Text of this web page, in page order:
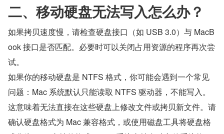
二、移动硬盘无法写入怎么办？
如果拷贝速度慢‌，请检查硬盘接口（如 USB 3.0）与 MacB
ook 接口是否匹配。必要时可以关闭占用资源的程序再次尝
试。
如果你的移动硬盘是 NTFS 格式，你可能会遇到一个常见
问题：Mac 系统默认只能读取 NTFS 驱动器，不能写入。
这意味着无法直接在这些硬盘上修改文件或拷贝新文件。请
确认硬盘格式为 ‌Mac 兼容格式‌，或使用磁盘工具将硬盘格